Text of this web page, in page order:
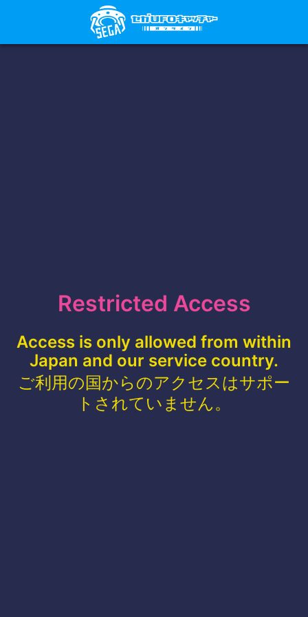
Restricted Access
Access is only allowed from within
Japan and our service country.
ご利用の国からのアクセスはサポー
トされていません。